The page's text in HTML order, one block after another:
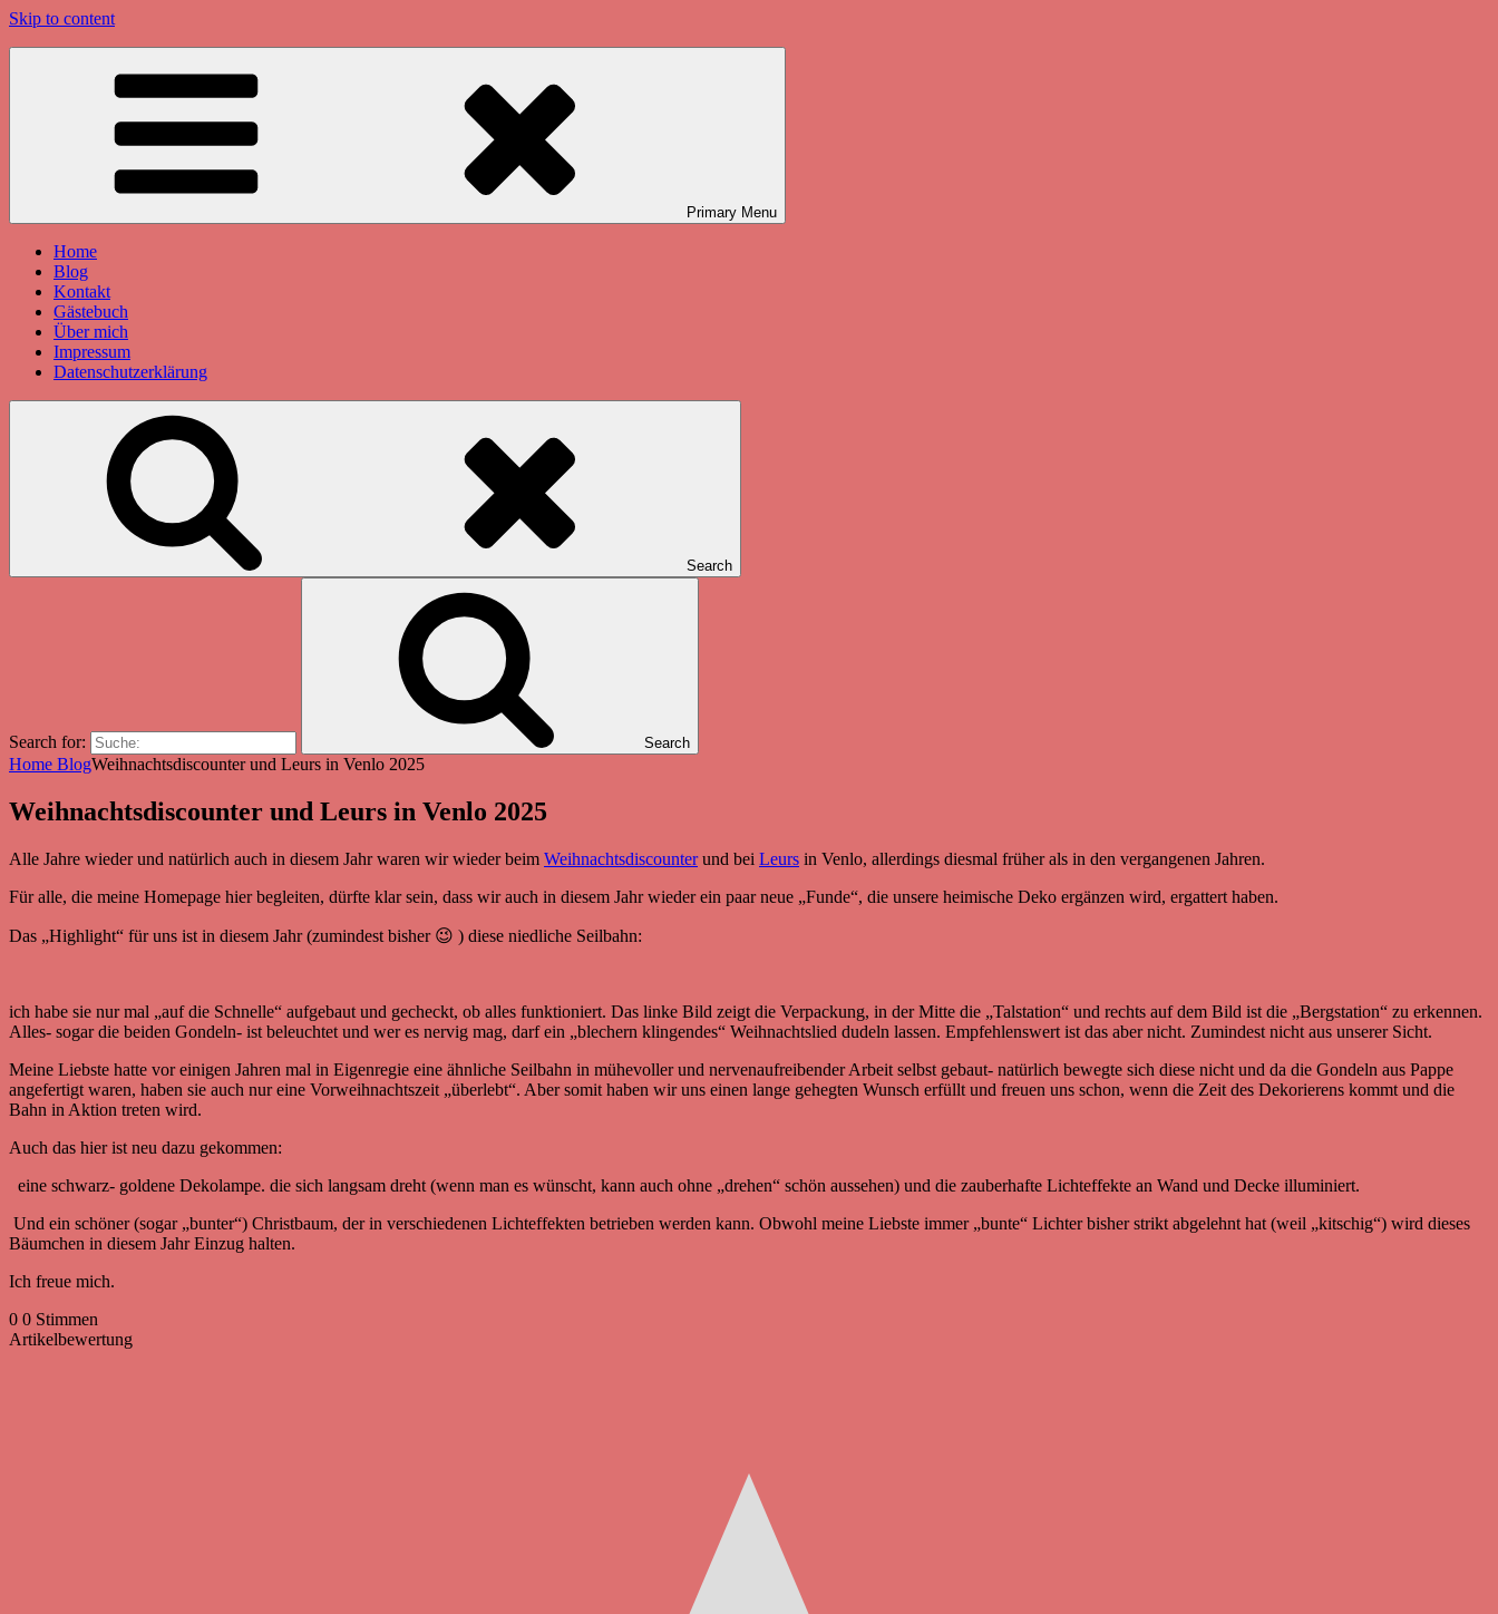
Skip to content
Primary Menu
Home
Blog
Kontakt
Gästebuch
Über mich
Impressum
Datenschutzerklärung
Search
Search for: Search
Home BlogWeihnachtsdiscounter und Leurs in Venlo 2025
Weihnachtsdiscounter und Leurs in Venlo 2025
Alle Jahre wieder und natürlich auch in diesem Jahr waren wir wieder beim Weihnachtsdiscounterund bei Leurs in Venlo, allerdings diesmal früher als in den vergangenen Jahren.
Für alle, die meine Homepage hier begleiten, dürfte klar sein, dass wir auch in diesem Jahr wieder ein paar neue „Funde“, die unsere heimische Deko ergänzen wird, ergattert haben.
Das „Highlight“ für uns ist in diesem Jahr (zumindest bisher 😉 ) diese niedliche Seilbahn:
ich habe sie nur mal „auf die Schnelle“ aufgebaut und gecheckt, ob alles funktioniert. Das linke Bild zeigt die Verpackung, in der Mitte die „Talstation“ und rechts auf dem Bild ist die „Bergstation“ zu erkennen.
Alles- sogar die beiden Gondeln- ist beleuchtet und wer es nervig mag, darf ein „blechern klingendes“ Weihnachtslied dudeln lassen. Empfehlenswert ist das aber nicht. Zumindest nicht aus unserer Sicht.
Meine Liebste hatte vor einigen Jahren mal in Eigenregie eine ähnliche Seilbahn in mühevoller und nervenaufreibender Arbeit selbst gebaut- natürlich bewegte sich diese nicht und da die Gondeln aus Pappe
angefertigt waren, haben sie auch nur eine Vorweihnachtszeit „überlebt“. Aber somit haben wir uns einen lange gehegten Wunsch erfüllt und freuen uns schon, wenn die Zeit des Dekorierens kommt und die
Bahn in Aktion treten wird.
Auch das hier ist neu dazu gekommen:
eine schwarz- goldene Dekolampe. die sich langsam dreht (wenn man es wünscht, kann auch ohne „drehen“ schön aussehen) und die zauberhafte Lichteffekte an Wand und Decke illuminiert.
Und ein schöner (sogar „bunter“) Christbaum, der in verschiedenen Lichteffekten betrieben werden kann. Obwohl meine Liebste immer „bunte“ Lichter bisher strikt abgelehnt hat (weil „kitschig“) wird dieses
Bäumchen in diesem Jahr Einzug halten.
Ich freue mich.
0 0 Stimmen
Artikelbewertung